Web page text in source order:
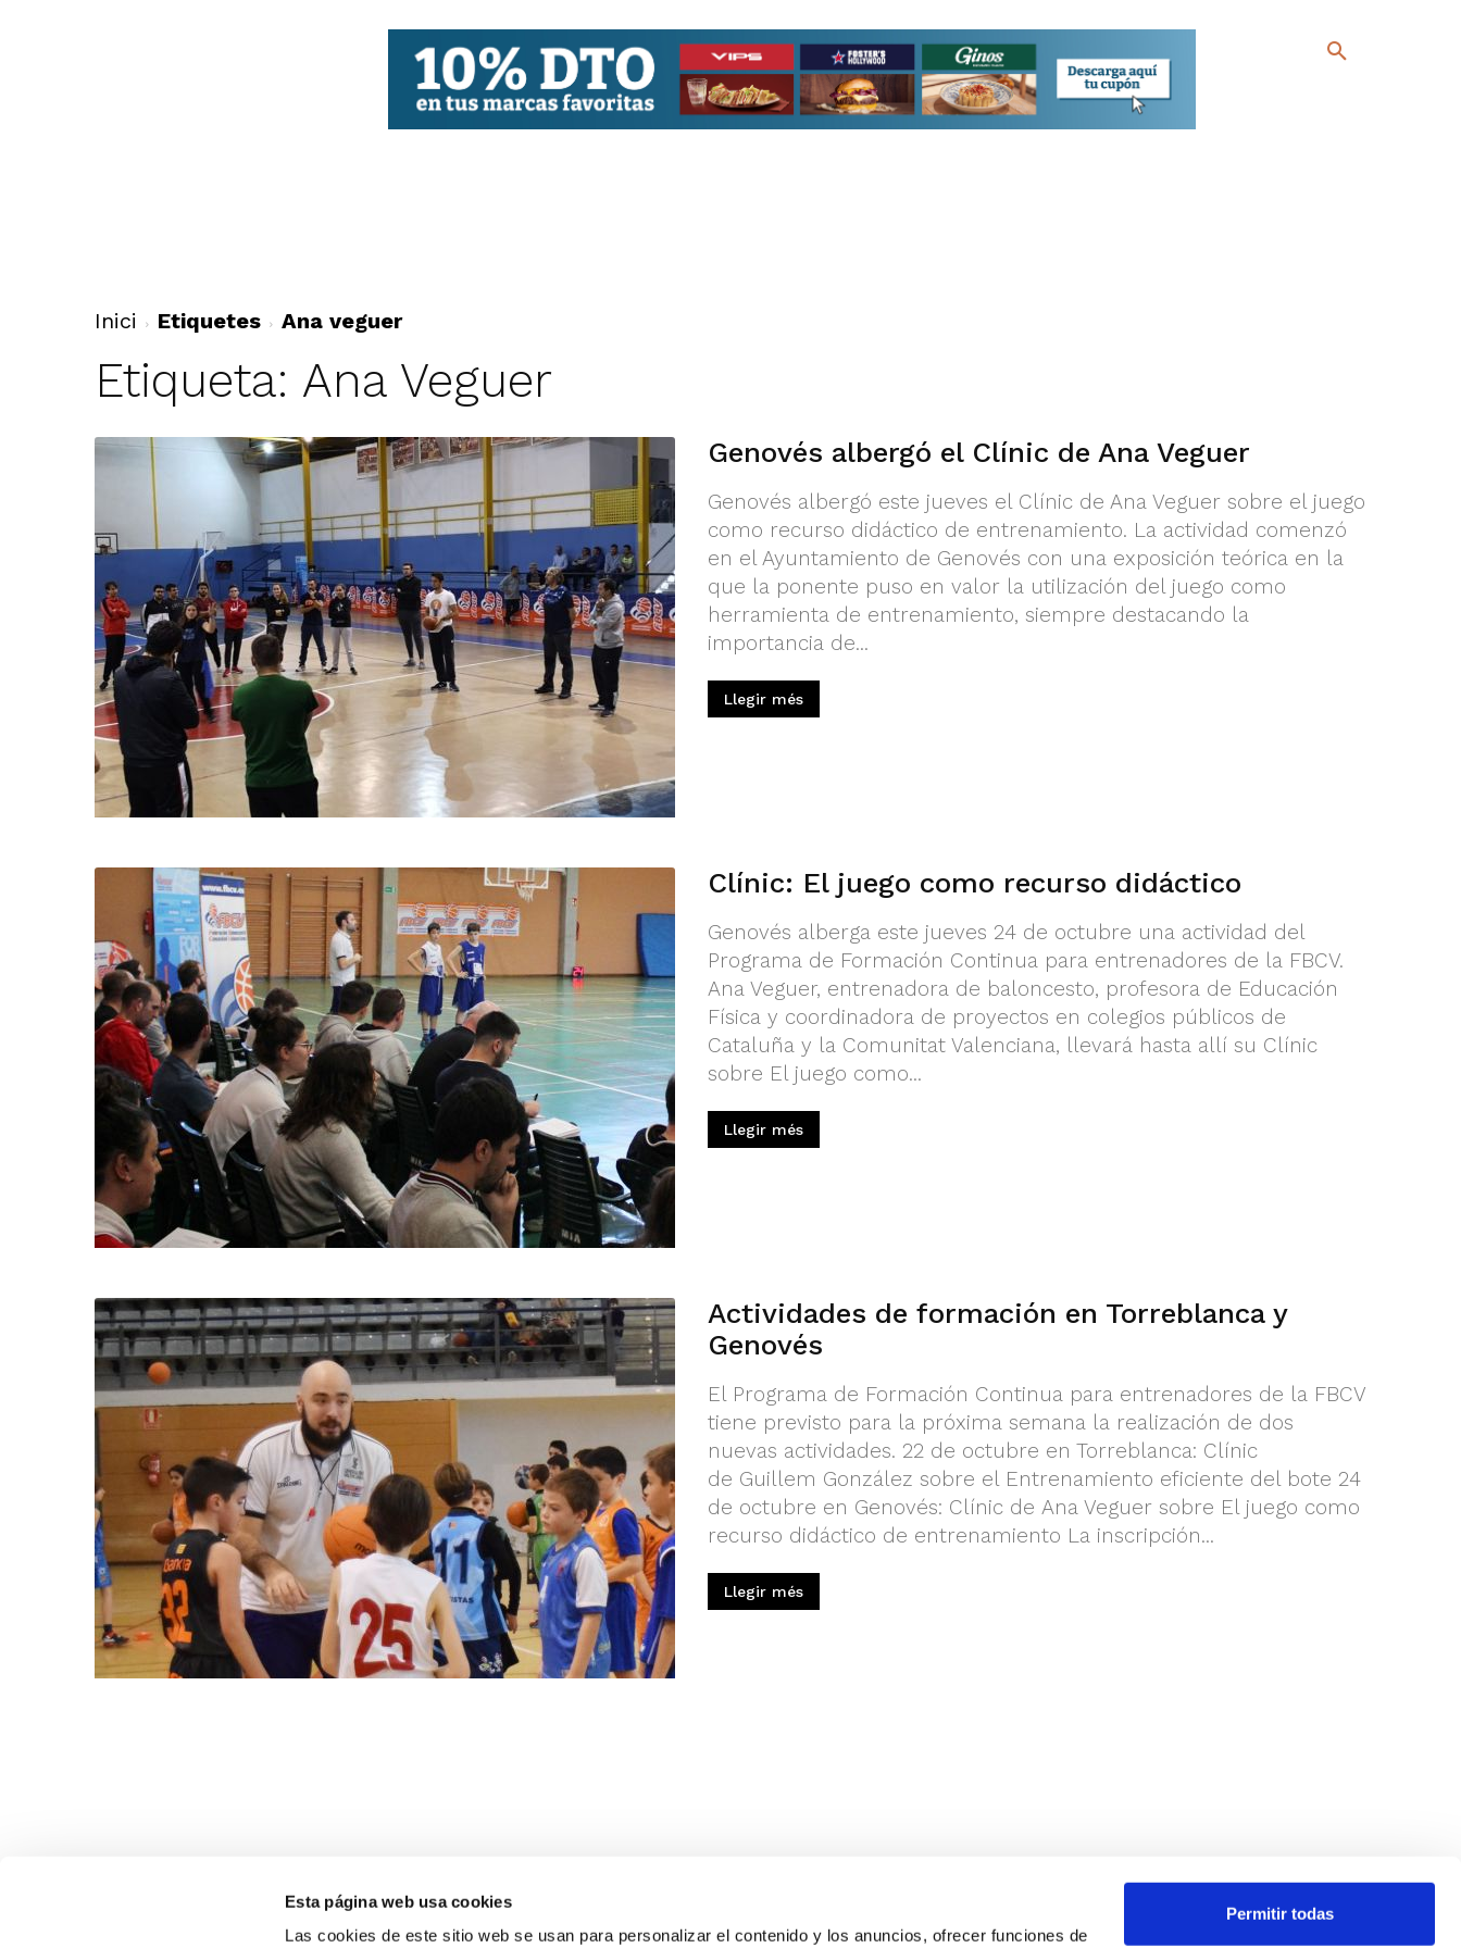
Esta página web usa cookies
Las cookies de este sitio web se usan para personalizar el contenido y los anuncios, ofrecer funciones de
Permitir todas
Inici Etiquetes Ana veguer
Etiqueta: Ana Veguer
Genovés albergó el Clínic de Ana Veguer
Genovés albergó este jueves el Clínic de Ana Veguer sobre el juego
como recurso didáctico de entrenamiento. La actividad comenzó
en el Ayuntamiento de Genovés con una exposición teórica en la
que la ponente puso en valor la utilización del juego como
herramienta de entrenamiento, siempre destacando la
importancia de...
Llegir més
Clínic: El juego como recurso didáctico
Genovés alberga este jueves 24 de octubre una actividad del
Programa de Formación Continua para entrenadores de la FBCV.
Ana Veguer, entrenadora de baloncesto, profesora de Educación
Física y coordinadora de proyectos en colegios públicos de
Cataluña y la Comunitat Valenciana, llevará hasta allí su Clínic
sobre El juego como...
Llegir més
Actividades de formación en Torreblanca y
Genovés
El Programa de Formación Continua para entrenadores de la FBCV
tiene previsto para la próxima semana la realización de dos
nuevas actividades. 22 de octubre en Torreblanca: Clínic
de Guillem González sobre el Entrenamiento eficiente del bote 24
de octubre en Genovés: Clínic de Ana Veguer sobre El juego como
recurso didáctico de entrenamiento La inscripción...
Llegir més